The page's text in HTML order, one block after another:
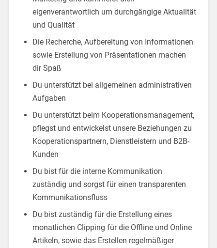
eigenverantwortlich um durchgängige Aktualität
und Qualität
Die Recherche, Aufbereitung von Informationen
sowie Erstellung von Präsentationen machen
dir Spaß
Du unterstützt bei allgemeinen administrativen
Aufgaben
Du unterstützt beim Kooperationsmanagement,
pflegst und entwickelst unsere Beziehungen zu
Kooperationspartnern, Dienstleistern und B2B-
Kunden
Du bist für die interne Kommunikation
zuständig und sorgst für einen transparenten
Kommunikationsfluss
Du bist zuständig für die Erstellung eines
monatlichen Clipping für die Offline und Online
Artikeln, sowie das Erstellen regelmäßiger